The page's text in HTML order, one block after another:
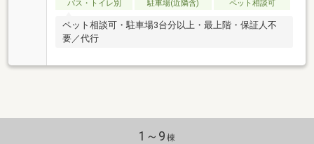
バス・トイレ別
駐車場(近隣含) ペット相談可
ペット相談可・駐車場3台分以上・最上階・保証人不
要／代行
1～9 棟